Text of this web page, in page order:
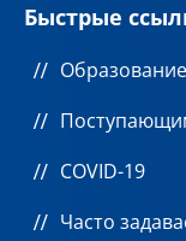
Быстрые
Образование
COVID-19
Часто